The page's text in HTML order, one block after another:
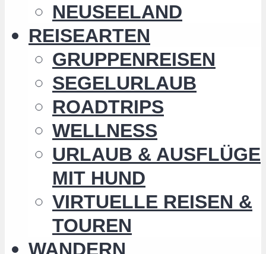
NEUSEELAND
REISEARTEN
GRUPPENREISEN
SEGELURLAUB
ROADTRIPS
WELLNESS
URLAUB & AUSFLÜGE
MIT HUND
VIRTUELLE REISEN &
TOUREN
WANDERN